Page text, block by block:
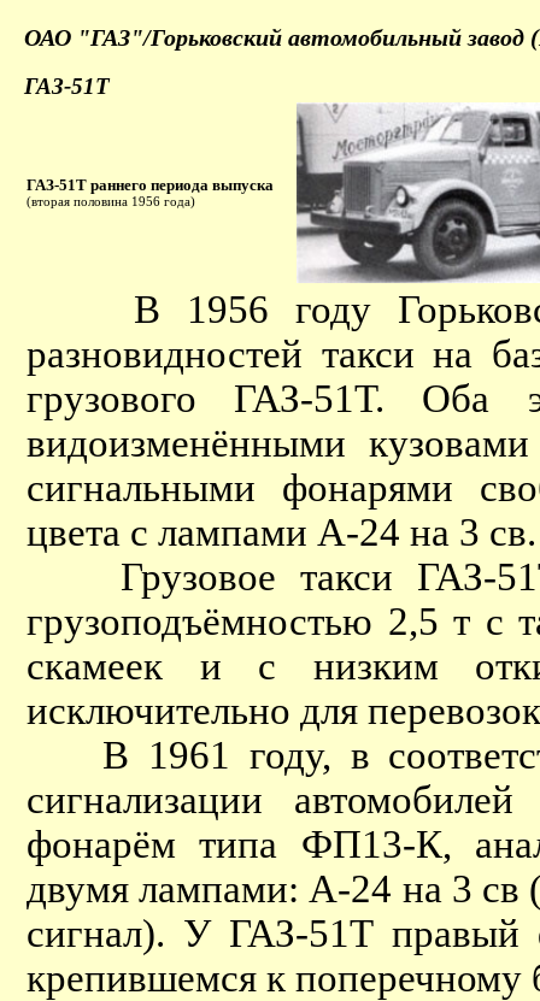
ОАО "ГАЗ"/Горьковский автомобильный завод
ГАЗ-51Т
ГАЗ-51Т раннего периода выпуска
(вторая половина 1956 года)
В 1956 году
разновидностей такси на
грузового ГАЗ-51Т. Оба
видоизменёнными
сигнальными фонарями
цвета с лампами А-24 на 3 св.
Грузовое такси ГАЗ-51Т
грузоподъёмностью 2,5 т с
скамеек и с низким
исключительно для
В 1961 году, в
сигнализации
фонарём типа ФП13-К,
двумя лампами: А-24 на 3 св
сигнал). У ГАЗ-51Т правый
крепившемся к поперечному